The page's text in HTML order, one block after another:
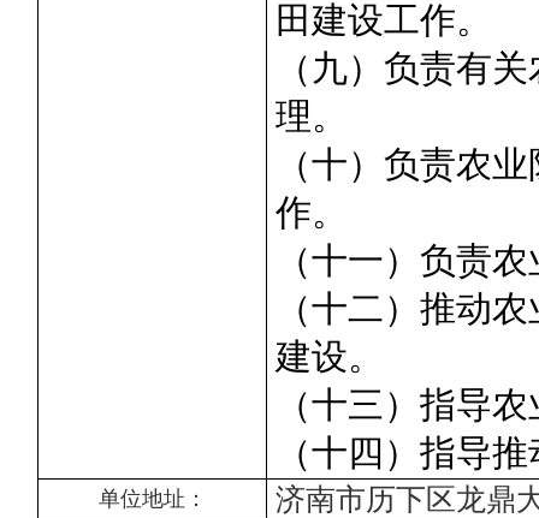
田建设工作。
（九）负责有
理。
（十）负责农
作。
（十一）负责
（十二）推动
建设。
（十三）指导
（十四）指导
单位地址： 济南市历下区龙鼎